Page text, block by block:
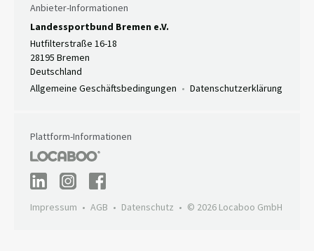
Anbieter-Informationen
Landessportbund Bremen e.V.
Hutfilterstraße 16-18
28195 Bremen
Deutschland
Allgemeine Geschäftsbedingungen
Datenschutzerklärung
Plattform-Informationen
Impressum AGB Datenschutz © 2026 Locaboo GmbH